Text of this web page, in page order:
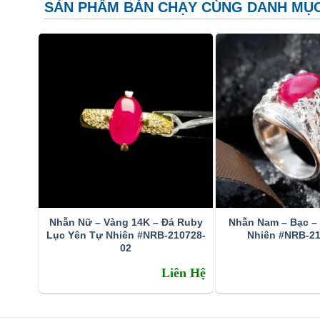
Ý nghĩa và Công dụng
Để biết tại sao chúng ta nên bỏ nhiều tiền bạc để
của đá, ý nghĩa của đá. Tôi sẽ cố gắng nói tóm tắt
SẢN PHẨM BÁN CHẠY CÙNG DANH
Nhẫn Nữ – Vàng 14K – Đá Ruby
Lục Yên Tự Nhiên #NRB-210728-
02
Liên Hệ
Nhẫn Nam – Bạc
Nhiên #NRB-